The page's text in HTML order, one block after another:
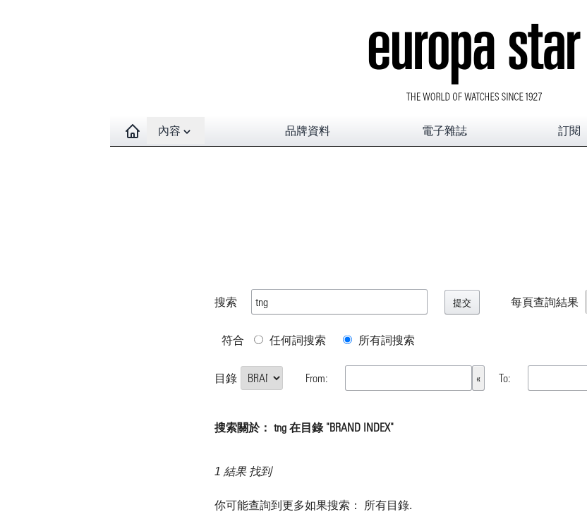
Open contents menu
內容 品牌資料 電子雜誌 訂閱
搜索 每頁查詢結果
符合 任何詞搜索 所有詞搜索
目錄 From: To:
搜索關於： tng 在目錄 "BRAND INDEX"
1 結果 找到
你可能查詢到更多如果搜索： 所有目錄.